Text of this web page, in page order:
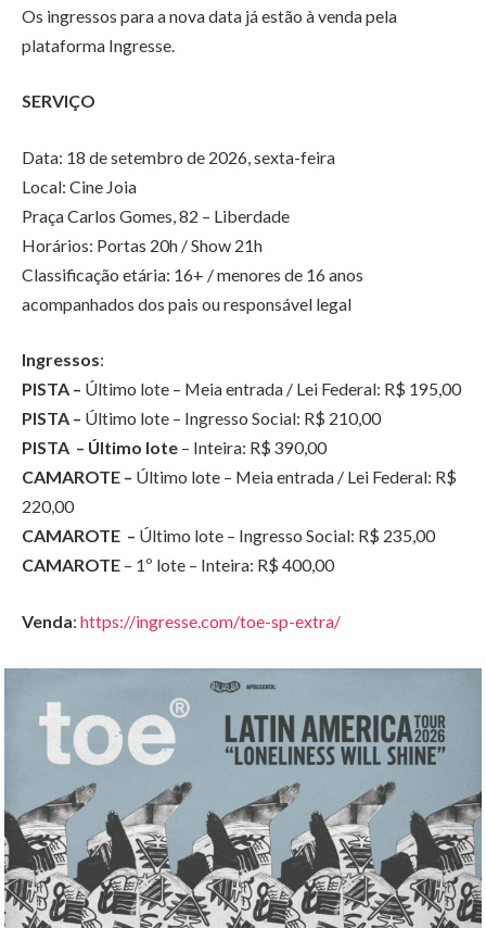
Os ingressos para a nova data já estão à venda pela
plataforma Ingresse.
SERVIÇO
Data: 18 de setembro de 2026, sexta-feira
Local: Cine Joia
Praça Carlos Gomes, 82 – Liberdade
Horários: Portas 20h / Show 21h
Classificação etária: 16+ / menores de 16 anos
acompanhados dos pais ou responsável legal
Ingressos:
PISTA – Último lote – Meia entrada / Lei Federal: R$ 195,00
PISTA – Último lote – Ingresso Social: R$ 210,00
PISTA – Último lote – Inteira: R$ 390,00
CAMAROTE – Último lote – Meia entrada / Lei Federal: R$
220,00
CAMAROTE – Último lote – Ingresso Social: R$ 235,00
CAMAROTE – 1º lote – Inteira: R$ 400,00
Venda: https://ingresse.com/toe-sp-extra/